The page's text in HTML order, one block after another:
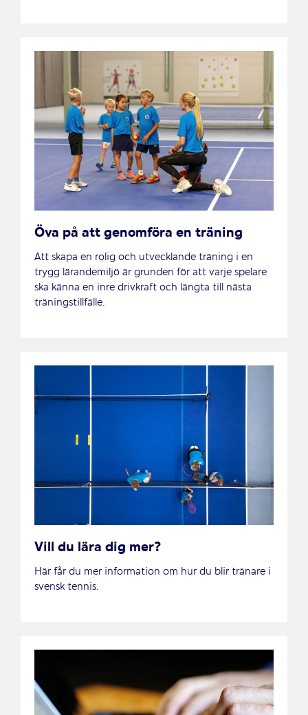
Öva på att genomföra en träning
Att skapa en rolig och utvecklande träning i en
trygg lärandemiljö är grunden för att varje spelare
ska känna en inre drivkraft och längta till nästa
träningstillfälle.
Vill du lära dig mer?
Här får du mer information om hur du blir tränare i
svensk tennis.